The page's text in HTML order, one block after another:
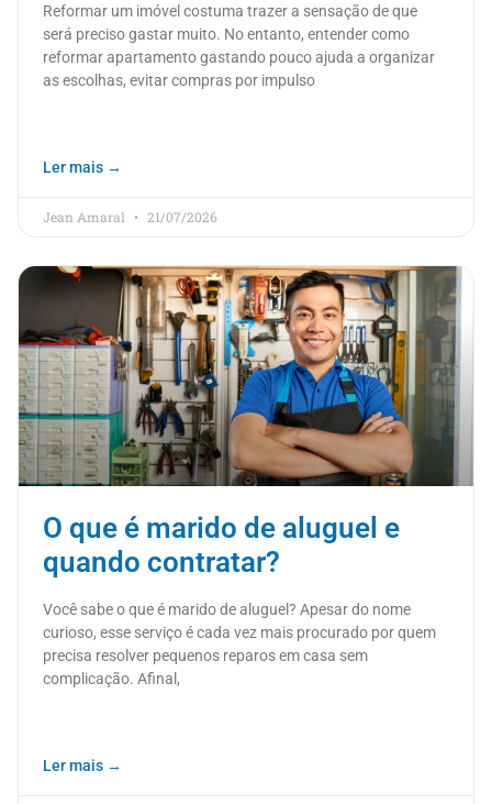
Reformar um imóvel costuma trazer a sensação de que
será preciso gastar muito. No entanto, entender como
reformar apartamento gastando pouco ajuda a organizar
as escolhas, evitar compras por impulso
Ler mais →
Jean Amaral 21/07/2026
O que é marido de aluguel e
quando contratar?
Você sabe o que é marido de aluguel? Apesar do nome
curioso, esse serviço é cada vez mais procurado por quem
precisa resolver pequenos reparos em casa sem
complicação. Afinal,
Ler mais →